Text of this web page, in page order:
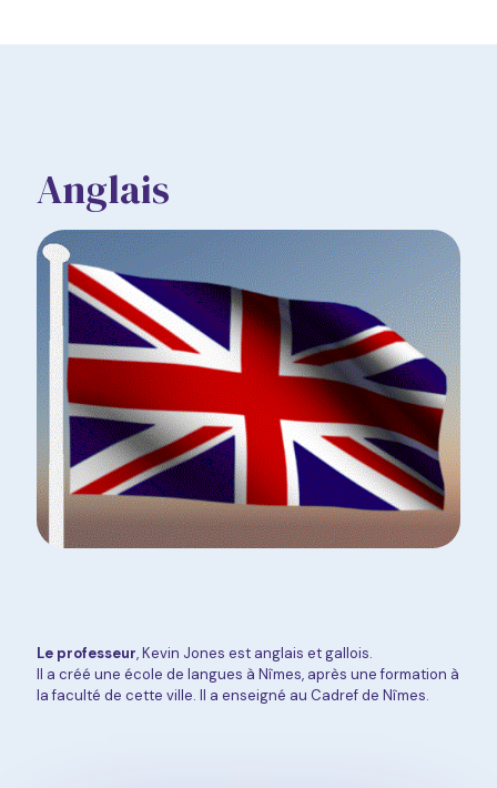
Anglais
Le professeur, Kevin Jones est anglais et gallois.
Il a créé une école de langues à Nîmes, après une formation à
la faculté de cette ville. Il a enseigné au Cadref de Nîmes.